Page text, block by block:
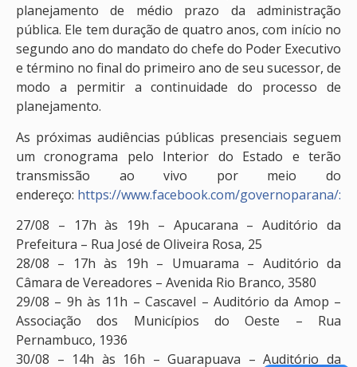
planejamento de médio prazo da administração
pública. Ele tem duração de quatro anos, com início no
segundo ano do mandato do chefe do Poder Executivo
e término no final do primeiro ano de seu sucessor, de
modo a permitir a continuidade do processo de
planejamento.
As próximas audiências públicas presenciais seguem
um cronograma pelo Interior do Estado e terão
transmissão ao vivo por meio do
endereço: https://www.facebook.com/governoparana/:
27/08 – 17h às 19h – Apucarana – Auditório da
Prefeitura – Rua José de Oliveira Rosa, 25
28/08 – 17h às 19h – Umuarama – Auditório da
Câmara de Vereadores – Avenida Rio Branco, 3580
29/08 – 9h às 11h – Cascavel – Auditório da Amop –
Associação dos Municípios do Oeste – Rua
Pernambuco, 1936
30/08 – 14h às 16h – Guarapuava – Auditório da